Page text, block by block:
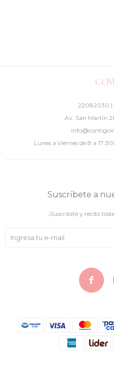
22082030 |
Av. San Martín
Lunes a Viernes de 8 a
Suscríbete a
¡Suscribite y recibí
